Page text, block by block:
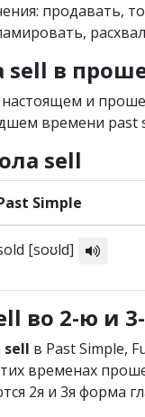
продавать,
sell в
и
времени past
sell
Simple
[soʊld]
во 2-ю и
sell в Past Simple,
временах
2я и 3я форма